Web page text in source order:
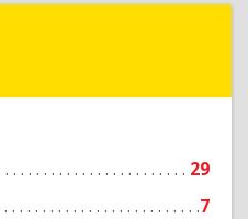
29
7
Подробнее